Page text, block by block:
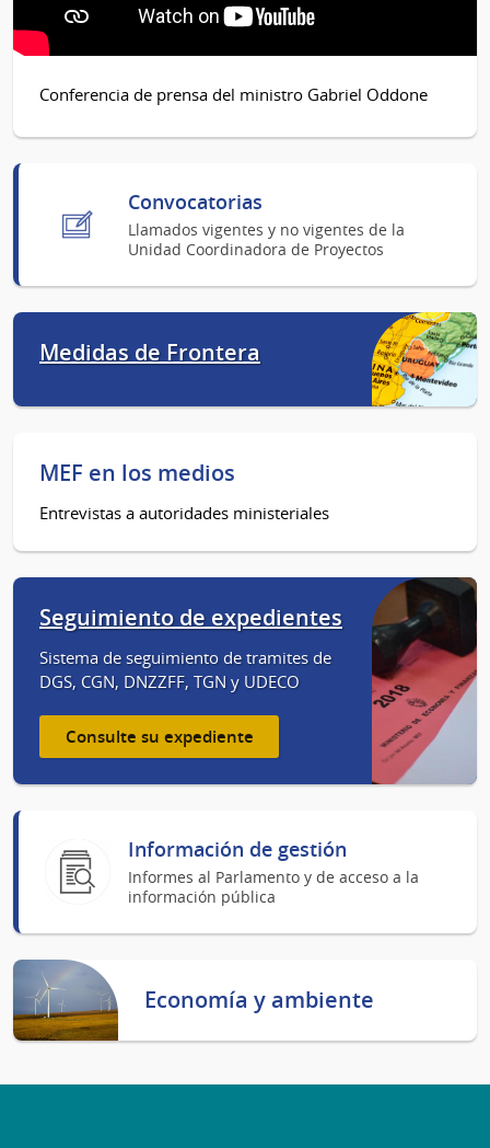
Conferencia de prensa del ministro Gabriel Oddone
Convocatorias
Llamados vigentes y no vigentes de la
Unidad Coordinadora de Proyectos
Medidas de Frontera
MEF en los medios
Entrevistas a autoridades ministeriales
Seguimiento de expedientes
Sistema de seguimiento de tramites de
DGS, CGN, DNZZFF, TGN y UDECO
Consulte su expediente
Información de gestión
Informes al Parlamento y de acceso a la
información pública
Economía y ambiente